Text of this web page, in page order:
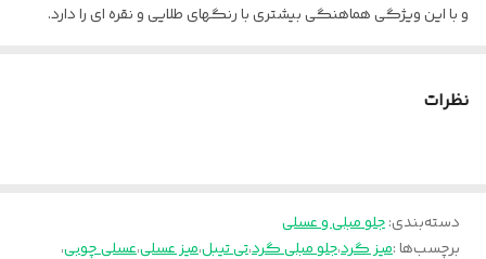
جنس بدنه ام دی اف کاسپین
و با این ویژگی هماهنگی بیشتری با رنگهای طلایی و نقره ای را دارد.
نظرات
دسته‌بندی:جلو مبلی و عسلی
برچسب‌ها :میز گرد،جلو مبلی گرد،تی تیبل،میز عسلی،عسلی چوبی،